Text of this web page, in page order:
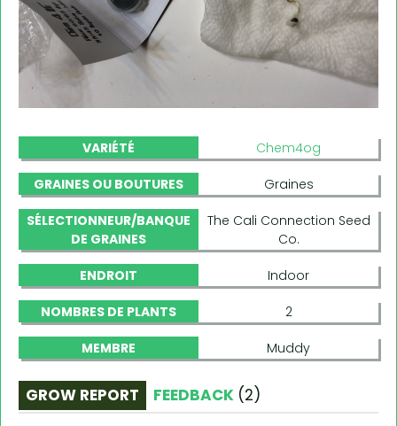
VARIÉTÉ Chem4og
GRAINES OU BOUTURES Graines
SÉLECTIONNEUR/BANQUE
DE GRAINES
The Cali Connection Seed
Co.
ENDROIT Indoor
NOMBRES DE PLANTS 2
MEMBRE Muddy
GROW REPORT FEEDBACK (2)